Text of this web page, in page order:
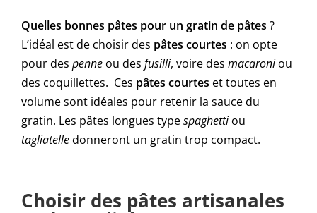
Quelles bonnes pâtes pour un gratin de pâtes ?
L’idéal est de choisir des pâtes courtes : on opte
pour des penne ou des fusilli, voire des macaroniou
des coquillettes. Ces pâtes courtes et toutes en
volume sont idéales pour retenir la sauce du
gratin. Les pâtes longues typespaghettiou
tagliatelledonneront un gratin trop compact.
Choisir des pâtes artisanales